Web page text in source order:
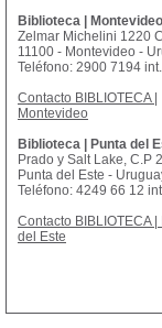
Biblioteca | Montevideo
Zelmar Michelini 1220
11100 - Montevideo -
Teléfono: 2900 7194
Contacto BIBLIOTECA |
Montevideo
Biblioteca | Punta del
Prado y Salt Lake, C.P
Punta del Este -
Teléfono: 4249 66 12
Contacto BIBLIOTECA |
del Este